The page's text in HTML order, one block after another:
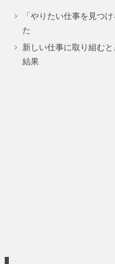
「やりたい仕事を見つ
た
新しい仕事に取り組む
結果